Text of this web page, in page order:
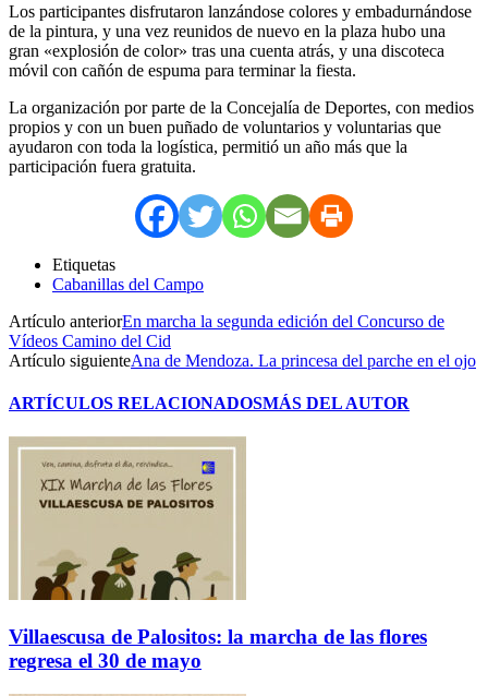
Los participantes disfrutaron lanzándose colores y embadurnándose
de la pintura, y una vez reunidos de nuevo en la plaza hubo una
gran «explosión de color» tras una cuenta atrás, y una discoteca
móvil con cañón de espuma para terminar la fiesta.
La organización por parte de la Concejalía de Deportes, con medios
propios y con un buen puñado de voluntarios y voluntarias que
ayudaron con toda la logística, permitió un año más que la
participación fuera gratuita.
Etiquetas
Cabanillas del Campo
Artículo anteriorEn marcha la segunda edición del Concurso de
Vídeos Camino del Cid
Artículo siguienteAna de Mendoza. La princesa del parche en el ojo
ARTÍCULOS RELACIONADOSMÁS DEL AUTOR
Villaescusa de Palositos: la marcha de las flores
regresa el 30 de mayo